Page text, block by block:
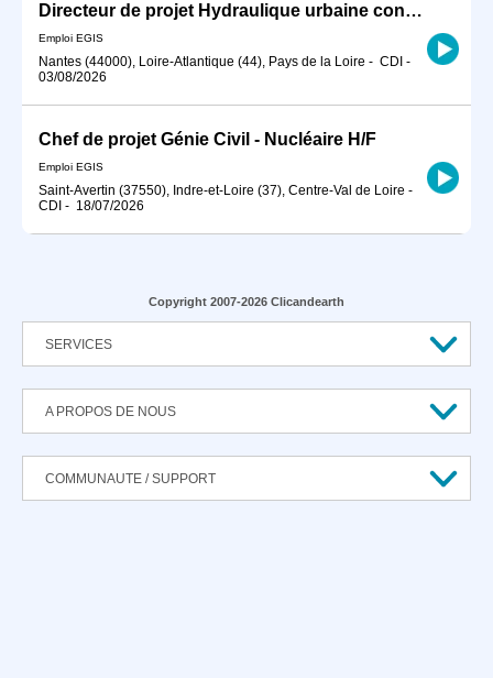
Directeur de projet Hydraulique urbaine confirmé H/F
Emploi EGIS
Nantes (44000), Loire-Atlantique (44), Pays de la Loire - CDI -
03/08/2026
Chef de projet Génie Civil - Nucléaire H/F
Emploi EGIS
Saint-Avertin (37550), Indre-et-Loire (37), Centre-Val de Loire -
CDI - 18/07/2026
Copyright 2007-2026 Clicandearth
SERVICES
A PROPOS DE NOUS
COMMUNAUTE / SUPPORT